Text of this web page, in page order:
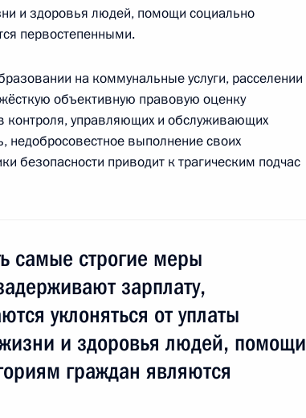
Республики
Битаровым
и здоровья людей, помощи социально
первостепенными.
на коммунальные услуги, расселении
объективную правовую оценку
контроля, управляющих и обслуживающих
недобросовестное выполнение своих
безопасности приводит к трагическим подчас
самые строгие меры
зарплату,
уклоняться от уплаты
и здоровья людей, помощи
граждан являются